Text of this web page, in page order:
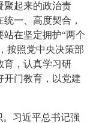
聚起来的政治责
一、高度契合，
在坚定拥护“两个
按照党中央决策部
育，认真学习研
开门教育，以党建
习近平总书记强